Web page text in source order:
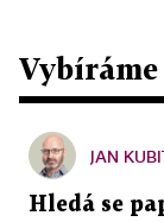
Vybíráme
JAN
Hledá se